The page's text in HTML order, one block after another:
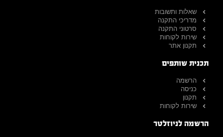
שאלות ותשובות
מדריכי התקנה
סרטוני התקנה
שירות לקוחות
תקנון אתר
תכנית שותפים
הרשמה
כניסה
תקנון
שירות לקוחות
הרשמה לניוזלטר